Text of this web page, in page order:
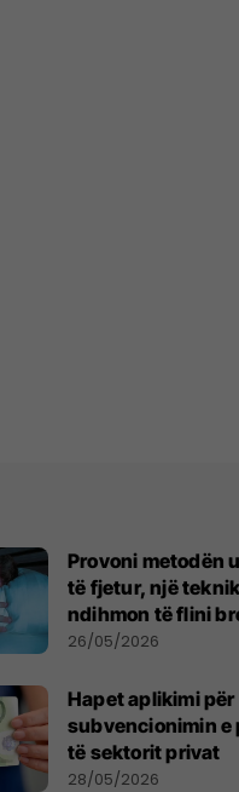
Provoni metodën
të fjetur, një
ndihmon të flini
minutash
26/05/2026
Hapet aplikimi për
subvencionimin e
të sektorit privat
28/05/2026